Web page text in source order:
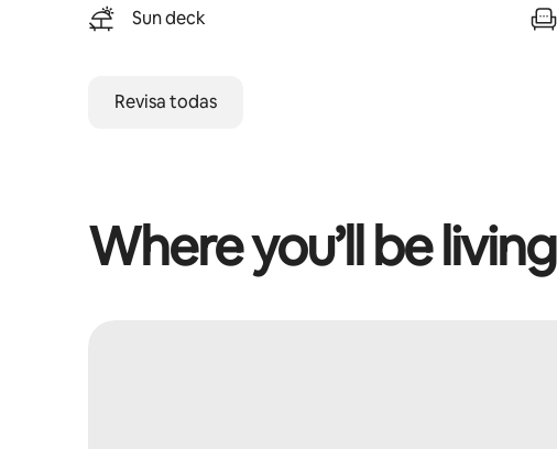
Sun deck
Revisa todas
Where you’ll be living